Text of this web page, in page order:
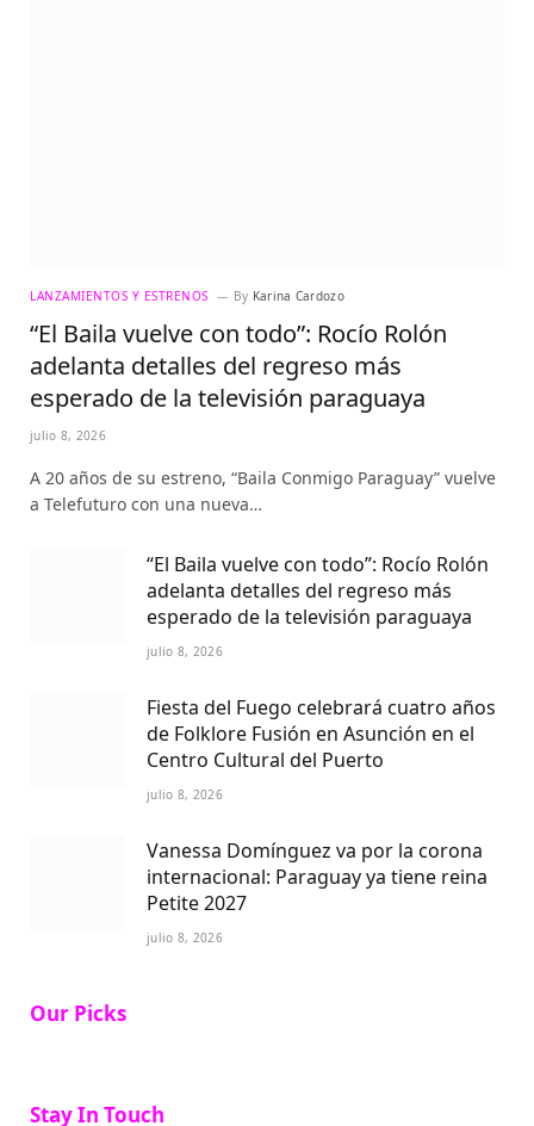
LANZAMIENTOS Y ESTRENOS By Karina Cardozo
“El Baila vuelve con todo”: Rocío Rolón
adelanta detalles del regreso más
esperado de la televisión paraguaya
julio 8, 2026
A 20 años de su estreno, “Baila Conmigo Paraguay” vuelve
a Telefuturo con una nueva…
“El Baila vuelve con todo”: Rocío Rolón
adelanta detalles del regreso más
esperado de la televisión paraguaya
julio 8, 2026
Fiesta del Fuego celebrará cuatro años
de Folklore Fusión en Asunción en el
Centro Cultural del Puerto
julio 8, 2026
Vanessa Domínguez va por la corona
internacional: Paraguay ya tiene reina
Petite 2027
julio 8, 2026
Our Picks
Stay In Touch